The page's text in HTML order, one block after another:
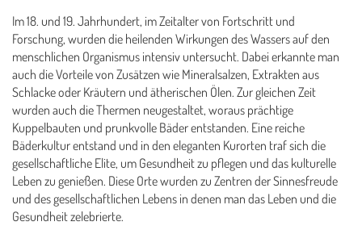
Im 18. und 19. Jahrhundert, im Zeitalter von Fortschritt und
Forschung, wurden die heilenden Wirkungen des Wassers auf den
menschlichen Organismus intensiv untersucht. Dabei erkannte man
auch die Vorteile von Zusätzen wie Mineralsalzen, Extrakten aus
Schlacke oder Kräutern und ätherischen Ölen. Zur gleichen Zeit
wurden auch die Thermen neugestaltet, woraus prächtige
Kuppelbauten und prunkvolle Bäder entstanden. Eine reiche
Bäderkultur entstand und in den eleganten Kurorten traf sich die
gesellschaftliche Elite, um Gesundheit zu pflegen und das kulturelle
Leben zu genießen. Diese Orte wurden zu Zentren der Sinnesfreude
und des gesellschaftlichen Lebens in denen man das Leben und die
Gesundheit zelebrierte.